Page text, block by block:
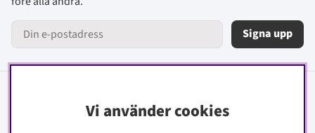
Signa upp
Vi använder cookies